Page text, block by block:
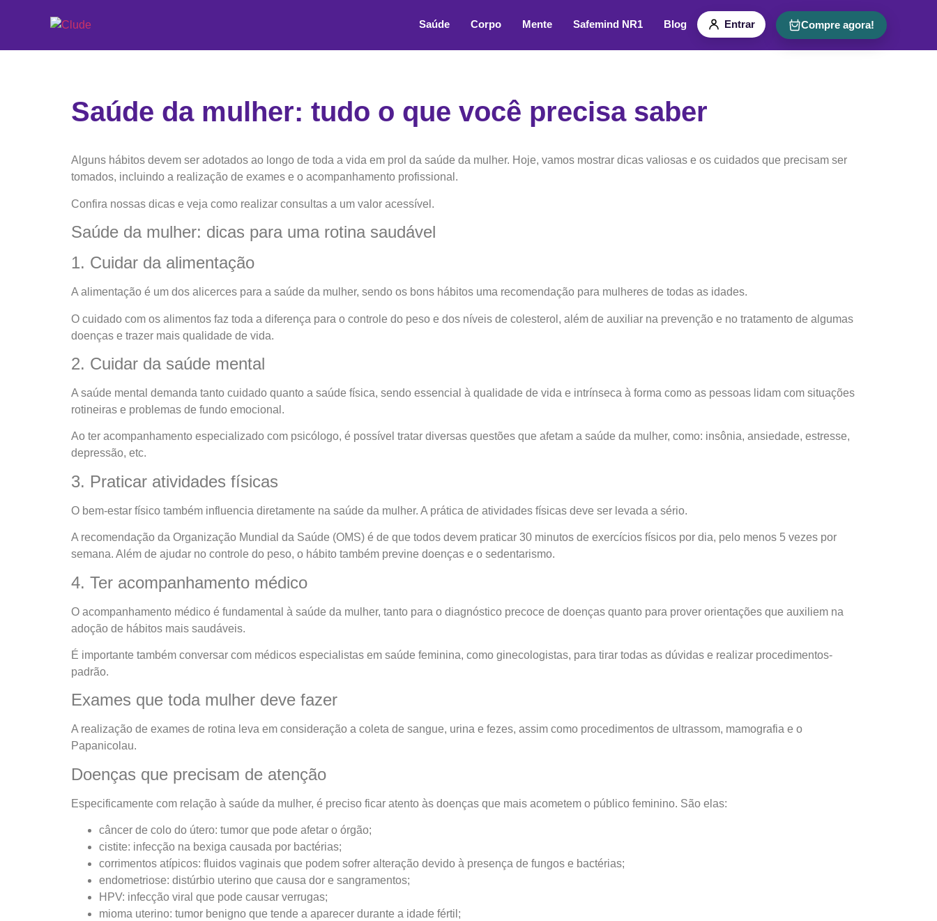
Saúde Corpo Mente Safemind NR1 Blog Entrar Compre agora!
Saúde da mulher: tudo o que você precisa saber
Alguns hábitos devem ser adotados ao longo de toda a vida em prol da saúde da mulher. Hoje, vamos mostrar dicas valiosas e os cuidados que precisam ser
tomados, incluindo a realização de exames e o acompanhamento profissional.
Confira nossas dicas e veja como realizar consultas a um valor acessível.
Saúde da mulher: dicas para uma rotina saudável
1. Cuidar da alimentação
A alimentação é um dos alicerces para a saúde da mulher, sendo os bons hábitos uma recomendação para mulheres de todas as idades.
O cuidado com os alimentos faz toda a diferença para o controle do peso e dos níveis de colesterol, além de auxiliar na prevenção e no tratamento de algumas
doenças e trazer mais qualidade de vida.
2. Cuidar da saúde mental
A saúde mental demanda tanto cuidado quanto a saúde física, sendo essencial à qualidade de vida e intrínseca à forma como as pessoas lidam com situações
rotineiras e problemas de fundo emocional.
Ao ter acompanhamento especializado com psicólogo, é possível tratar diversas questões que afetam a saúde da mulher, como: insônia, ansiedade, estresse,
depressão, etc.
3. Praticar atividades físicas
O bem-estar físico também influencia diretamente na saúde da mulher. A prática de atividades físicas deve ser levada a sério.
A recomendação da Organização Mundial da Saúde (OMS) é de que todos devem praticar 30 minutos de exercícios físicos por dia, pelo menos 5 vezes por
semana. Além de ajudar no controle do peso, o hábito também previne doenças e o sedentarismo.
4. Ter acompanhamento médico
O acompanhamento médico é fundamental à saúde da mulher, tanto para o diagnóstico precoce de doenças quanto para prover orientações que auxiliem na
adoção de hábitos mais saudáveis.
É importante também conversar com médicos especialistas em saúde feminina, como ginecologistas, para tirar todas as dúvidas e realizar procedimentos-
padrão.
Exames que toda mulher deve fazer
A realização de exames de rotina leva em consideração a coleta de sangue, urina e fezes, assim como procedimentos de ultrassom, mamografia e o
Papanicolau.
Doenças que precisam de atenção
Especificamente com relação à saúde da mulher, é preciso ficar atento às doenças que mais acometem o público feminino. São elas:
câncer de colo do útero: tumor que pode afetar o órgão;
cistite: infecção na bexiga causada por bactérias;
corrimentos atípicos: fluidos vaginais que podem sofrer alteração devido à presença de fungos e bactérias;
endometriose: distúrbio uterino que causa dor e sangramentos;
HPV: infecção viral que pode causar verrugas;
mioma uterino: tumor benigno que tende a aparecer durante a idade fértil;